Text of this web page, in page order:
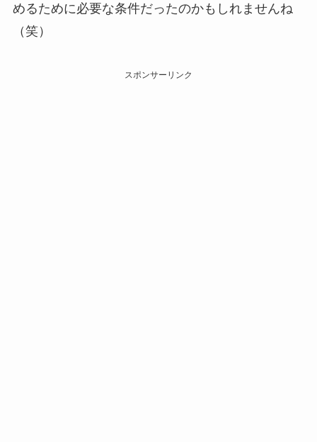
めるために必要な条件だったのかもしれませんね
（笑）
スポンサーリンク